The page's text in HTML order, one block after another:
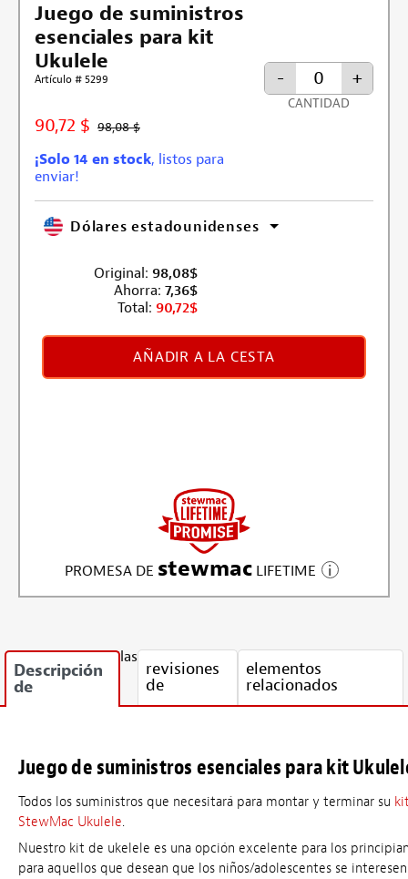
Juego de suministros
esenciales para kit
Ukulele
Artículo # 5299
90,72 $ 98,08 $
¡Solo 14 en stock, listos para
enviar!
- +
CANTIDAD
Dólares estadounidenses
Original: 98,08$
Ahorra: 7,36$
Total: 90,72$
AÑADIR A LA CESTA
PROMESA DE stewmacLIFETIME
Descripción
de
las
revisiones
de
elementos
relacionados
Juego de suministros esenciales para kit
Todos los suministros que necesitará para montar y terminar su
StewMac Ukulele.
Nuestro kit de ukelele es una opción excelente para los
para aquellos que desean que los niños/adolescentes se